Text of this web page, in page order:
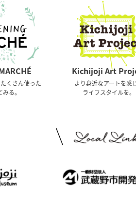
くさん使った
る。
Kichijoji Art
より身近なアートを感
ライフスタイルを。